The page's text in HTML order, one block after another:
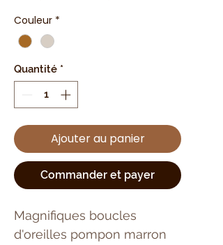
Couleur *
Quantité *
Ajouter au panier
Commander et payer
Magnifiques boucles
d'oreilles pompon marron